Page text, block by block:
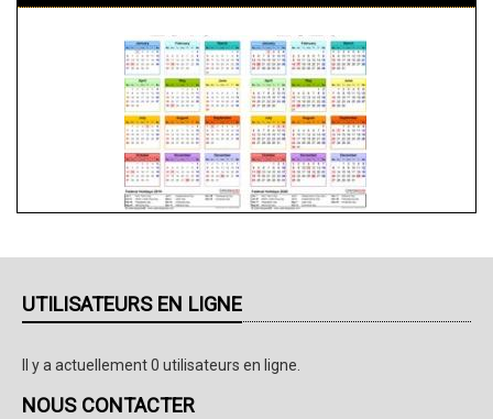
UTILISATEURS EN LIGNE
Il y a actuellement 0 utilisateurs en ligne.
NOUS CONTACTER